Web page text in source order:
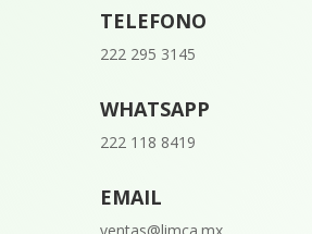
TELEFONO
222 295 3145
WHATSAPP
222 118 8419
EMAIL
ventas@limca.mx